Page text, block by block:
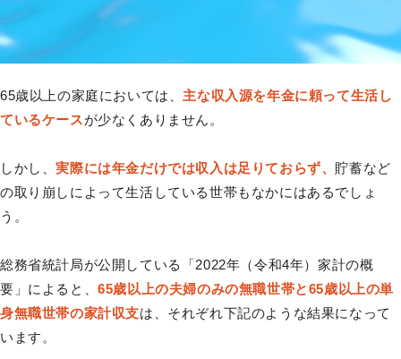
65歳以上の家庭においては、 主な収入源を年金に頼って生活し
ているケースが少なくありません。
しかし、実際には年金だけでは収入は足りておらず、 貯蓄など
の取り崩しによって生活している世帯もなかにはあるでしょ
う。
総務省統計局が公開している「2022年（令和4年）家計の概
要」によると、65歳以上の夫婦のみの無職世帯と65歳以上の単
身無職世帯の家計収支は、それぞれ下記のような結果になって
います。